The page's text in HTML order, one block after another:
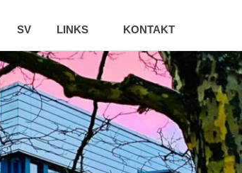
SV LINKS KONTAKT